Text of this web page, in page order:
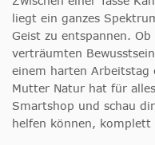
liegt ein ganzes
Geist zu entspannen.
verträumten
einem harten
Mutter Natur hat für
Smartshop und schau
helfen können, komplett